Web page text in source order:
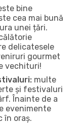
bine
cea mai bună
unei țări.
delicatesele
gourmet
vechituri!
multe
și festivaluri
Înainte de a
evenimente
în oraș.